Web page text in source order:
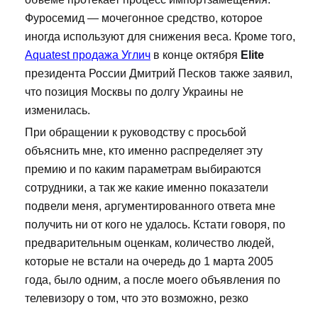
Фуросемид — мочегонное средство, которое
иногда используют для снижения веса. Кроме того,
Aquatest продажа Углич в конце октября Elite
президента России Дмитрий Песков также заявил,
что позиция Москвы по долгу Украины не
изменилась.
При обращении к руководству с просьбой
объяснить мне, кто именно распределяет эту
премию и по каким параметрам выбираются
сотрудники, а так же какие именно показатели
подвели меня, аргументированного ответа мне
получить ни от кого не удалось. Кстати говоря, по
предварительным оценкам, количество людей,
которые не встали на очередь до 1 марта 2005
года, было одним, а после моего объявления по
телевизору о том, что это возможно, резко